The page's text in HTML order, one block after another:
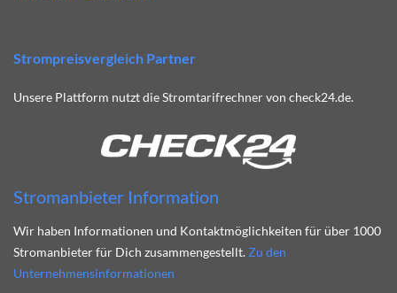
Strompreisvergleich Partner
Unsere Plattform nutzt die Stromtarifrechner von check24.de.
Stromanbieter Information
Wir haben Informationen und Kontaktmöglichkeiten für über 1000
Stromanbieter für Dich zusammengestellt. Zu den
Unternehmensinformationen